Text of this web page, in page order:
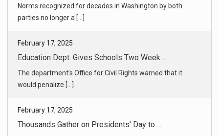
parties no longer a [...]
Education Dept. Gives Schools Two Week ...
The department’s Office for Civil Rights warned that it
would penalize [...]
Thousands Gather on Presidents’ Day to ...
Thousands of protesters opposing broad swaths of